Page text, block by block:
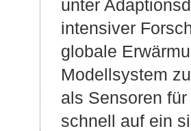
unter
intensiver
globale
Modellsystem
als Sensoren
schnell auf ein